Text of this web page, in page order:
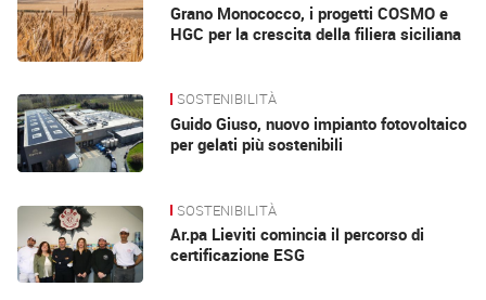
Grano Monococco, i progetti COSMO e
HGC per la crescita della filiera siciliana
SOSTENIBILITÀ
Guido Giuso, nuovo impianto fotovoltaico
per gelati più sostenibili
SOSTENIBILITÀ
Ar.pa Lieviti comincia il percorso di
certificazione ESG